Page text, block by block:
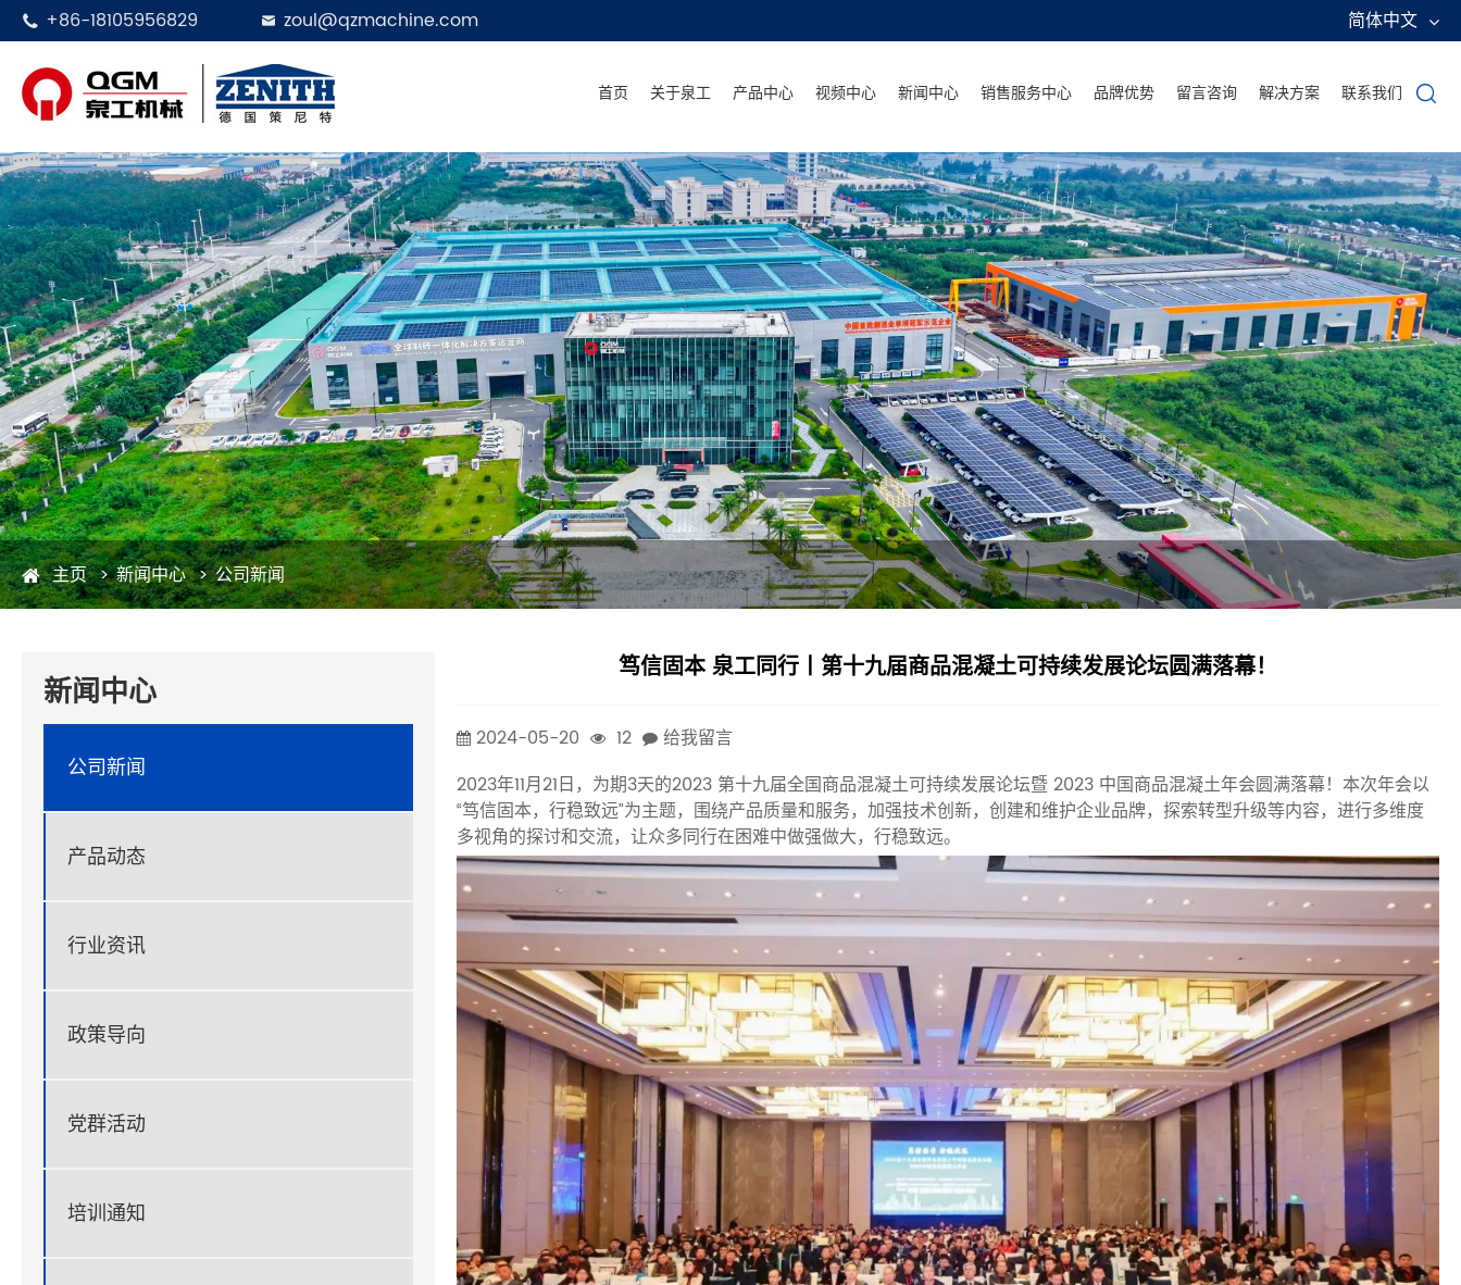
 +86-18105956829  zoul@qzmachine.com 简体中文
首页 关于泉工 产品中心 视频中心 新闻中心 销售服务中心 品牌优势 留言咨询 解决方案 联系我们 
主页 新闻中心 公司新闻
新闻中心
公司新闻
产品动态
行业资讯
政策导向
党群活动
培训通知
笃信固本 泉工同行丨第十九届商品混凝土可持续发展论坛圆满落幕！
2024-05-20 12
给我留言
2023年11月21日，为期3天的2023 第十九届全国商品混凝土可持续发展论坛暨 2023 中国商品混凝土年会圆满落幕！本次年会以
“笃信固本，行稳致远”为主题，围绕产品质量和服务，加强技术创新，创建和维护企业品牌，探索转型升级等内容，进行多维度
多视角的探讨和交流，让众多同行在困难中做强做大，行稳致远。